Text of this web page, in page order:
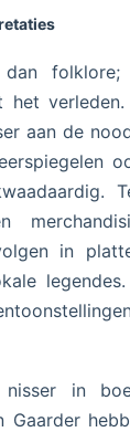
dan
aan de
in
nisser in
Gaarder